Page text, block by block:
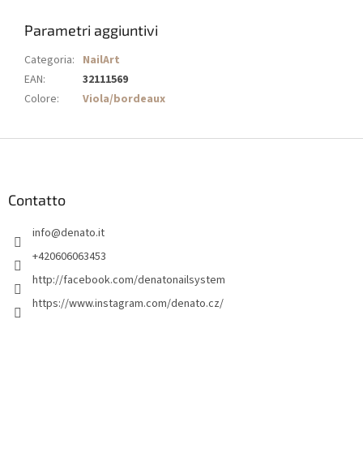
Parametri aggiuntivi
Categoria: NailArt
EAN:
32111569
Colore: Viola/bordeaux
Contatto
info@denato.it
+420606063453
http://facebook.com/denatonailsystem
https://www.instagram.com/denato.cz/